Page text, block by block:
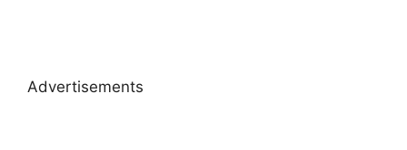
Advertisements